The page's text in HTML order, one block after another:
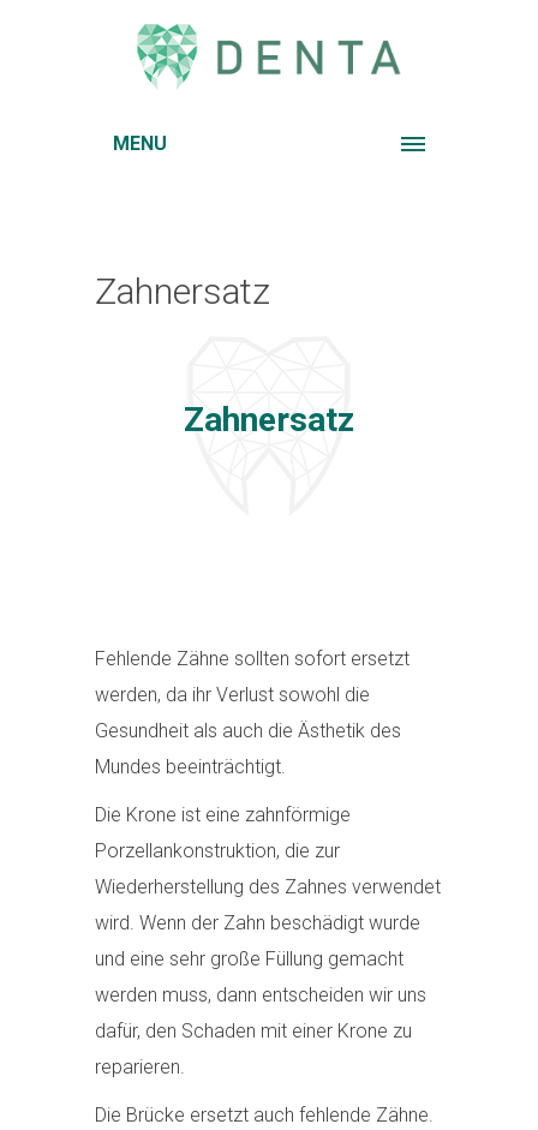
MENU
Zahnersatz
Zahnersatz
Fehlende Zähne sollten sofort ersetzt
werden, da ihr Verlust sowohl die
Gesundheit als auch die Ästhetik des
Mundes beeinträchtigt.
Die Krone ist eine zahnförmige
Porzellankonstruktion, die zur
Wiederherstellung des Zahnes verwendet
wird. Wenn der Zahn beschädigt wurde
und eine sehr große Füllung gemacht
werden muss, dann entscheiden wir uns
dafür, den Schaden mit einer Krone zu
reparieren.
Die Brücke ersetzt auch fehlende Zähne.